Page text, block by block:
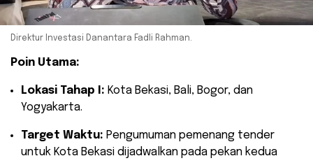
Direktur Investasi Danantara Fadli Rahman.
Poin Utama:
Lokasi Tahap I: Kota Bekasi, Bali, Bogor, dan
Yogyakarta.
Target Waktu: Pengumuman pemenang tender
untuk Kota Bekasi dijadwalkan pada pekan kedua